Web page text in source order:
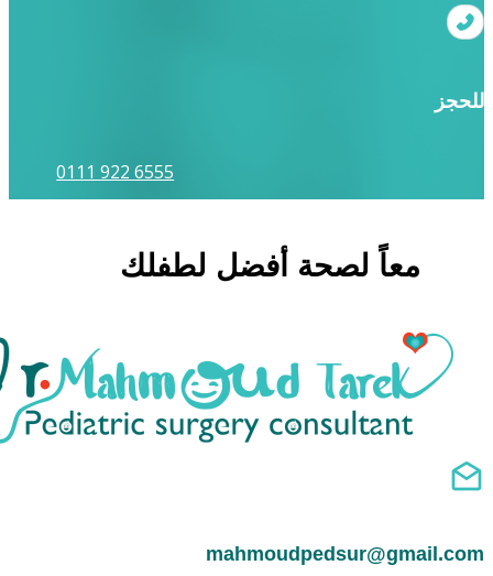
للحجز
0111 922 6555
معاً لصحة أفضل لطفلك
mahmoudpedsur@gmail.com